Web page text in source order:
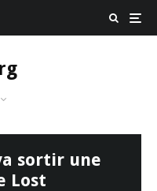
sortir une
Lost